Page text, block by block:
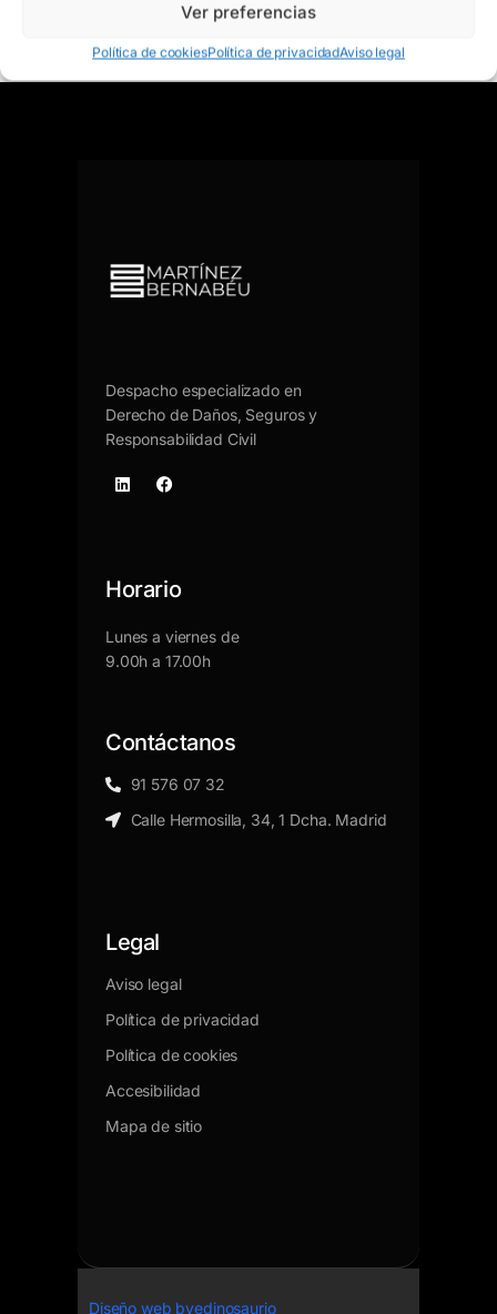
Ver preferencias
Política de cookiesPolítica de privacidadAviso legal
Despacho especializado en
Derecho de Daños, Seguros y
Responsabilidad Civil
Horario
Lunes a viernes de
9.00h a 17.00h
Contáctanos
91 576 07 32
Calle Hermosilla, 34, 1 Dcha. Madrid
Legal
Aviso legal
Política de privacidad
Política de cookies
Accesibilidad
Mapa de sitio
Diseño web byedinosaurio